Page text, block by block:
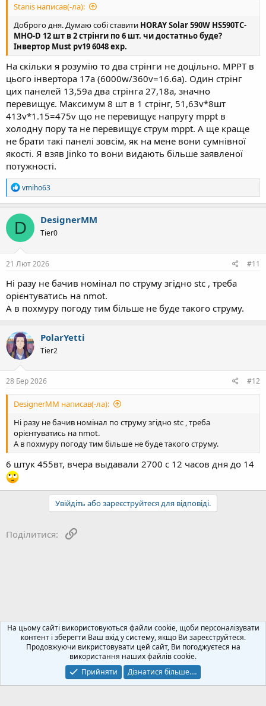
Stanis написав(-ла):
Доброго дня. Думаю собі ставити HORAY Solar 590W HS590TC-
MHO-D 12 шт в 2 стрінги по 6 шт. чи достатньо буде?
Інвертор Must pv19 6048 exp.
На скільки я розумію то два стрінги не доцільно. MPPT в
цього інвертора 17а (6000w/360v=16.6a). Один стрінг
цих панелей 13,59а два стрінга 27,18а, значно
перевищує. Максимум 8 шт в 1 стрінг, 51,63v*8шт
413v*1.15=475v що не перевищує напругу mppt в
холодну пору та не перевищує струм mppt. А ще краще
не брати такі панелі зовсім, як на мене вони сумнівної
якості. Я взяв Jinko то вони видають більше заявленої
потужності.
Р
е
а
к
ц
і
ї
:
vmiho63
D DesignerMM
Tier0
21 Лют 2026 #11
Ні разу не бачив номінал по струму згідно stc , треба
орієнтуватись на nmot.
А в похмуру погоду тим більше не буде такого струму.
PolarYetti
Tier2
28 Бер 2026 #12
DesignerMM написав(-ла):
Ні разу не бачив номінал по струму згідно stc , треба
орієнтуватись на nmot.
А в похмуру погоду тим більше не буде такого струму.
6 штук 455вт, вчера выдавали 2700 с 12 часов дня до 14
Увійдіть або зареєструйтеся для відповіді.
Поділитися:
Відгуки про виробників сонячних панелей
Зворотний зв'язок Політика конфіденційності
Допомога
На цьому сайті використовуються файли cookie, щоби персоналізувати
контент і зберегти Ваш вхід у систему, якщо Ви зареєструйтеся.
Продовжуючи викристовувати цей сайт, Ви погоджуєтеся на
використання наших файлів cookie.
Прийняти
Дізнатися більше.…